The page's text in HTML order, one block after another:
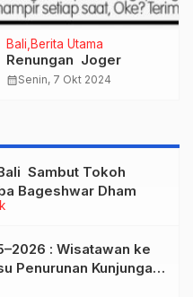
Bali Berita Utama
Renungan Joger
calendar_monthSenin, 7 Okt 2024
Sambut Tokoh
Bageshwar Dham
: Wisatawan ke
Penurunan Kunjungan